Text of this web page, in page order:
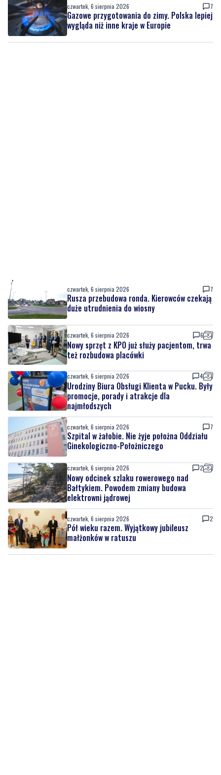
czwartek, 6 sierpnia 2026 7
Gazowe przygotowania do zimy. Polska lepiej
wygląda niż inne kraje w Europie
czwartek, 6 sierpnia 2026 7
Rusza przebudowa ronda. Kierowców czekają
duże utrudnienia do wiosny
czwartek, 6 sierpnia 2026 6
Nowy sprzęt z KPO już służy pacjentom, trwa
też rozbudowa placówki
czwartek, 6 sierpnia 2026 4
Urodziny Biura Obsługi Klienta w Pucku. Były
promocje, porady i atrakcje dla
najmłodszych
czwartek, 6 sierpnia 2026 7
Szpital w żałobie. Nie żyje położna Oddziału
Ginekologiczno-Położniczego
czwartek, 6 sierpnia 2026 2
Nowy odcinek szlaku rowerowego nad
Bałtykiem. Powodem zmiany budowa
elektrowni jądrowej
czwartek, 6 sierpnia 2026 2
Pół wieku razem. Wyjątkowy jubileusz
małżonków w ratuszu